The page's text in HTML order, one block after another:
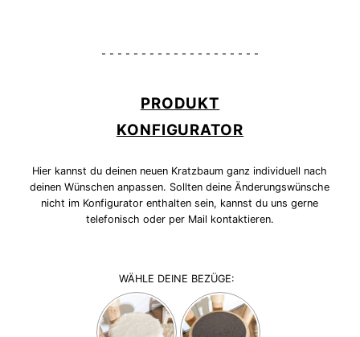
- - - - - - - - - - - - - - - - - - - -
PRODUKT
KONFIGURATOR
Hier kannst du deinen neuen Kratzbaum ganz individuell nach
deinen Wünschen anpassen. Sollten deine Änderungswünsche
nicht im Konfigurator enthalten sein, kannst du uns gerne
telefonisch oder per Mail kontaktieren.
WÄHLE DEINE BEZÜGE: